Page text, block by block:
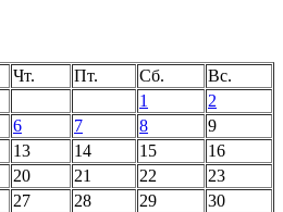
Чт. Пт. Сб.
Вс.
1
2
6 7 8
9
13 14 15
16
20 21 22
23
27 28 29
30